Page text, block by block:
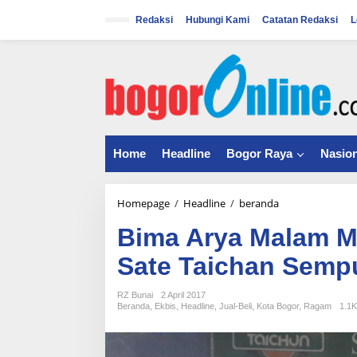
i
Redaksi Hubungi Kami Catatan Redaksi
Home Headline Bogor Raya
Homepage / Headline / beranda
m
a
A
a
a
Bima Arya Malam
Sate Taichan
RZ Bunai
2 April 2017
Beranda Ekbis Headline Jual-Beli Kota Bogor, Ragam